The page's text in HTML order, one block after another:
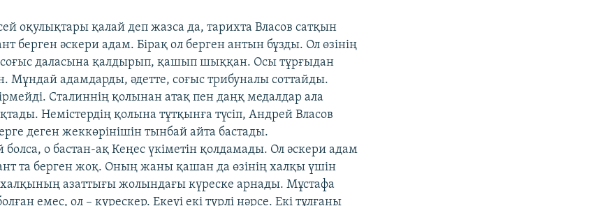
оқулықтары қалай деп жазса да, тарихта Власов сатқын
берген әскери адам. Бірақ ол берген антын бұзды. Ол өзінің
соғыс даласына қалдырып, қашып шыққан. Осы тұрғыдан
Мұндай адамдарды, әдетте, соғыс трибуналы соттайды.
Сталиннің қолынан атақ пен даңқ медалдар ала
Немістердің қолына тұтқынға түсіп, Андрей Власов
деген жеккөрінішін тынбай айта бастады.
о бастан-ақ Кеңес үкіметін қолдамады. Ол әскери адам
та берген жоқ. Оның жаны қашан да өзінің халқы үшін
азаттығы жолындағы күреске арнады. Мұстафа
емес, ол – күрескер. Екеуі екі түрлі нәрсе. Екі тұлғаны